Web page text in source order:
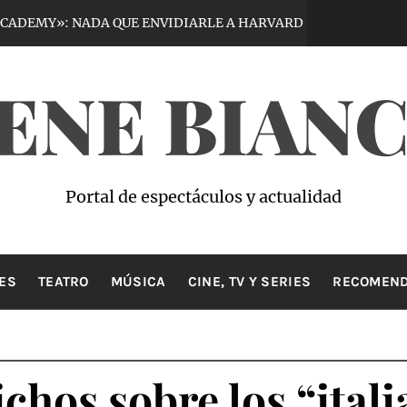
NADA QUE ENVIDIARLE A HARVARD 5 días hace
Portal de espectáculos y actualidad
TEATRO MÚSICA CINE, TV Y SERIES